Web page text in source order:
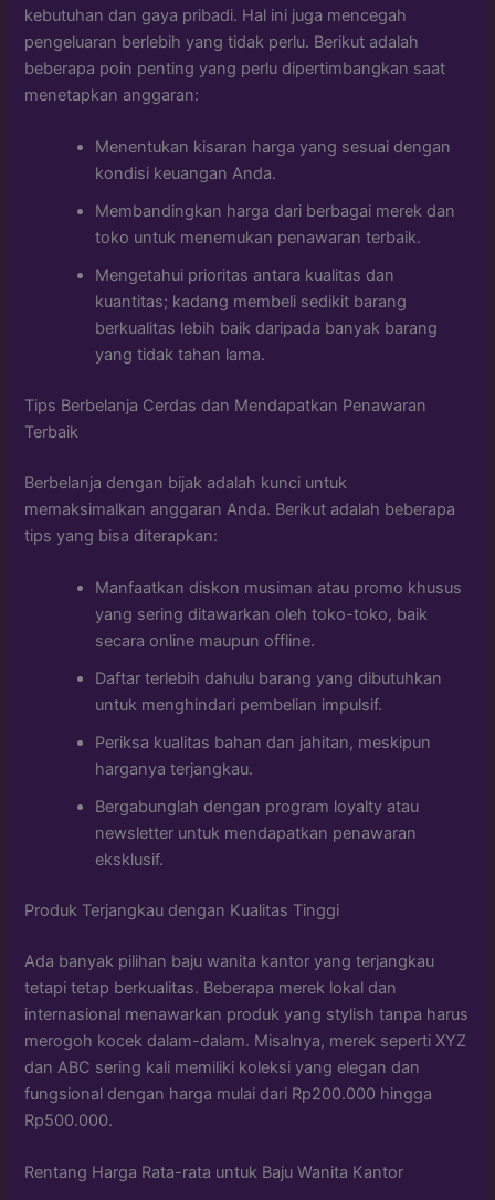
kebutuhan dan gaya pribadi. Hal ini juga mencegah
pengeluaran berlebih yang tidak perlu. Berikut adalah
beberapa poin penting yang perlu dipertimbangkan saat
menetapkan anggaran:
Menentukan kisaran harga yang sesuai dengan
kondisi keuangan Anda.
Membandingkan harga dari berbagai merek dan
toko untuk menemukan penawaran terbaik.
Mengetahui prioritas antara kualitas dan
kuantitas; kadang membeli sedikit barang
berkualitas lebih baik daripada banyak barang
yang tidak tahan lama.
Tips Berbelanja Cerdas dan Mendapatkan Penawaran
Terbaik
Berbelanja dengan bijak adalah kunci untuk
memaksimalkan anggaran Anda. Berikut adalah beberapa
tips yang bisa diterapkan:
Manfaatkan diskon musiman atau promo khusus
yang sering ditawarkan oleh toko-toko, baik
secara online maupun offline.
Daftar terlebih dahulu barang yang dibutuhkan
untuk menghindari pembelian impulsif.
Periksa kualitas bahan dan jahitan, meskipun
harganya terjangkau.
Bergabunglah dengan program loyalty atau
newsletter untuk mendapatkan penawaran
eksklusif.
Produk Terjangkau dengan Kualitas Tinggi
Ada banyak pilihan baju wanita kantor yang terjangkau
tetapi tetap berkualitas. Beberapa merek lokal dan
internasional menawarkan produk yang stylish tanpa harus
merogoh kocek dalam-dalam. Misalnya, merek seperti XYZ
dan ABC sering kali memiliki koleksi yang elegan dan
fungsional dengan harga mulai dari Rp200.000 hingga
Rp500.000.
Rentang Harga Rata-rata untuk Baju Wanita Kantor